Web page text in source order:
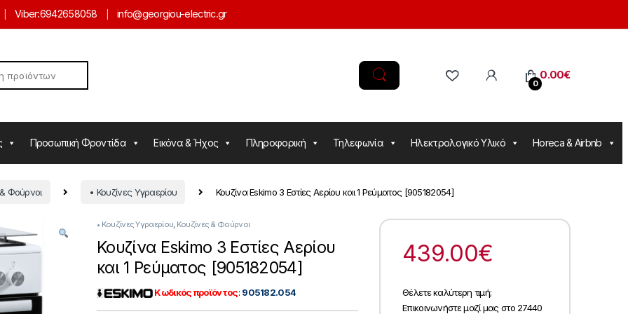
Viber:6942658058 info@georgiou-electric.gr
0
0.00€
Προσωπική Φροντίδα Εικόνα & Ήχος Πληροφορική Τηλεφωνία Ηλεκτρολογικό Υλικό Horeca & Airbnb
Φούρνοι • Κουζίνες Υγραερίου Κουζίνα Eskimo 3 Εστίες Αερίου και 1 Ρεύματος [905182054]
• Κουζίνες Υγραερίου Κουζίνες & Φούρνοι
Κουζίνα Eskimo 3 Εστίες Αερίου
και 1 Ρεύματος [905182054]
Κωδικός προϊόντος: 905182.054
439.00€
Θέλετε καλύτερη τιμή;
Επικοινωνήστε μαζί μας στο 27440